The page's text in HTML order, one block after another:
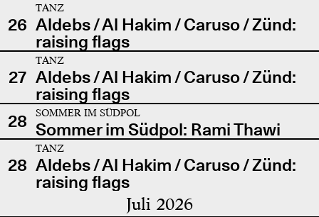
26
TANZ
Aldebs / Al Hakim / Caruso / Zünd:
raising flags
27
TANZ
Aldebs / Al Hakim / Caruso / Zünd:
raising flags
28
SOMMER IM SÜDPOL
Sommer im Südpol: Rami Thawi
28
TANZ
Aldebs / Al Hakim / Caruso / Zünd:
raising flags
Juli 2026